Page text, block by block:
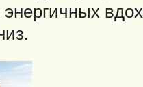
энергичных